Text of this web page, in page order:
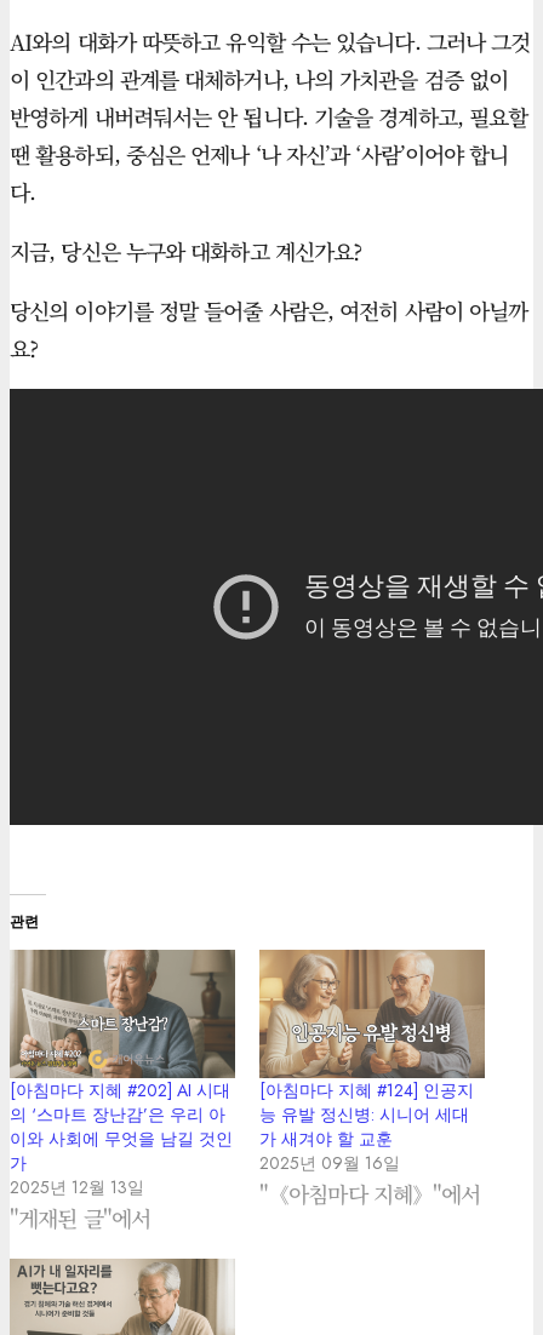
AI와의 대화가 따뜻하고 유익할 수는 있습니다. 그러나 그것
이 인간과의 관계를 대체하거나, 나의 가치관을 검증 없이
반영하게 내버려둬서는 안 됩니다. 기술을 경계하고, 필요할
땐 활용하되, 중심은 언제나 ‘나 자신’과 ‘사람’이어야 합니
다.
지금, 당신은 누구와 대화하고 계신가요?
당신의 이야기를 정말 들어줄 사람은, 여전히 사람이 아닐까
요?
관련
[아침마다 지혜 #202] AI 시대
의 ‘스마트 장난감’은 우리 아
이와 사회에 무엇을 남길 것인
가
2025년 12월 13일
"게재된 글"에서
[아침마다 지혜 #124] 인공지
능 유발 정신병: 시니어 세대
가 새겨야 할 교훈
2025년 09월 16일
"《아침마다 지혜》"에서